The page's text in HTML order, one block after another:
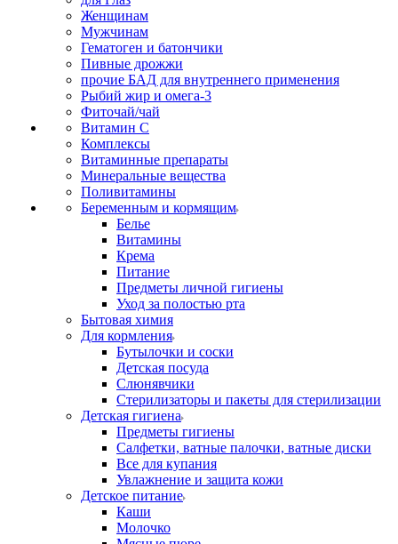
Женщинам
Мужчинам
Гематоген и батончики
Пивные дрожжи
прочие БАД для внутреннего применения
Рыбий жир и омега-3
Фиточай/чай
Витамин С
Комплексы
Витаминные препараты
Минеральные вещества
Поливитамины
Беременным и кормящим
Белье
Витамины
Крема
Питание
Предметы личной гигиены
Уход за полостью рта
Бытовая химия
Для кормления
Бутылочки и соски
Детская посуда
Слюнявчики
Стерилизаторы и пакеты для стерилизации
Детская гигиена
Предметы гигиены
Салфетки, ватные палочки, ватные диски
Все для купания
Увлажнение и защита кожи
Детское питание
Каши
Молочко